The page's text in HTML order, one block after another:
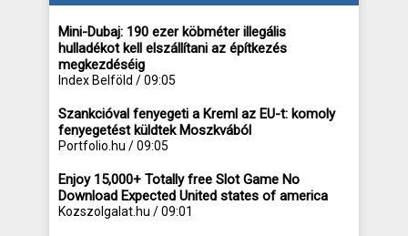
Mini-Dubaj: 190 ezer köbméter illegális
hulladékot kell elszállítani az építkezés
megkezdéséig
Index Belföld / 09:05
Szankcióval fenyegeti a Kreml az EU-t: komoly
fenyegetést küldtek Moszkvából
Portfolio.hu / 09:05
Enjoy 15,000+ Totally free Slot Game No
Download Expected United states of america
Kozszolgalat.hu / 09:01